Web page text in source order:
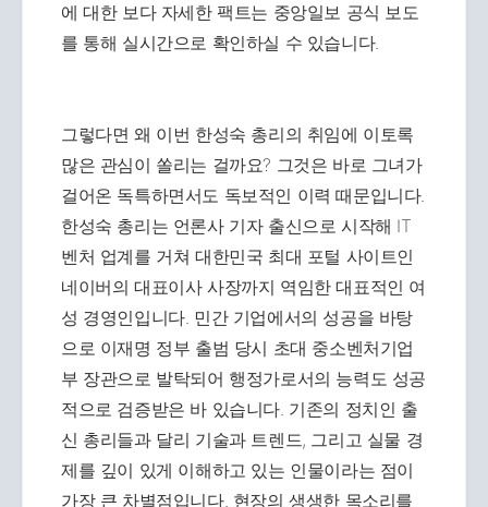
에 대한 보다 자세한 팩트는 중앙일보 공식 보도
를 통해 실시간으로 확인하실 수 있습니다.
그렇다면 왜 이번 한성숙 총리의 취임에 이토록
많은 관심이 쏠리는 걸까요? 그것은 바로 그녀가
걸어온 독특하면서도 독보적인 이력 때문입니다.
한성숙 총리는 언론사 기자 출신으로 시작해 IT
벤처 업계를 거쳐 대한민국 최대 포털 사이트인
네이버의 대표이사 사장까지 역임한 대표적인 여
성 경영인입니다. 민간 기업에서의 성공을 바탕
으로 이재명 정부 출범 당시 초대 중소벤처기업
부 장관으로 발탁되어 행정가로서의 능력도 성공
적으로 검증받은 바 있습니다. 기존의 정치인 출
신 총리들과 달리 기술과 트렌드, 그리고 실물 경
제를 깊이 있게 이해하고 있는 인물이라는 점이
가장 큰 차별점입니다. 현장의 생생한 목소리를